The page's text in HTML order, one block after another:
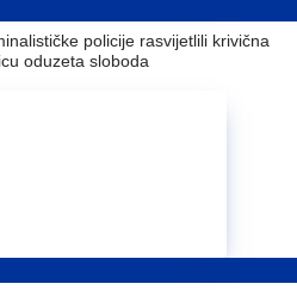
policije rasvijetlili krivična
oduzeta sloboda